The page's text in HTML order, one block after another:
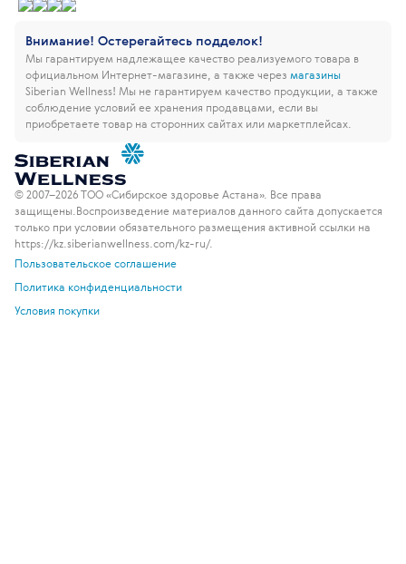
Внимание! Остерегайтесь подделок!
Мы гарантируем надлежащее качество реализуемого товара в
официальном Интернет-магазине, а также через магазины
Siberian Wellness! Мы не гарантируем качество продукции, а также
соблюдение условий ее хранения продавцами, если вы
приобретаете товар на сторонних сайтах или маркетплейсах.
© 2007–2026 ТОО «Сибирское здоровье Астана». Все права
защищены. Воспроизведение материалов данного сайта допускается
только при условии обязательного размещения активной ссылки на
https://kz.siberianwellness.com/kz-ru/.
Пользовательское соглашение
Политика конфиденциальности
Условия покупки